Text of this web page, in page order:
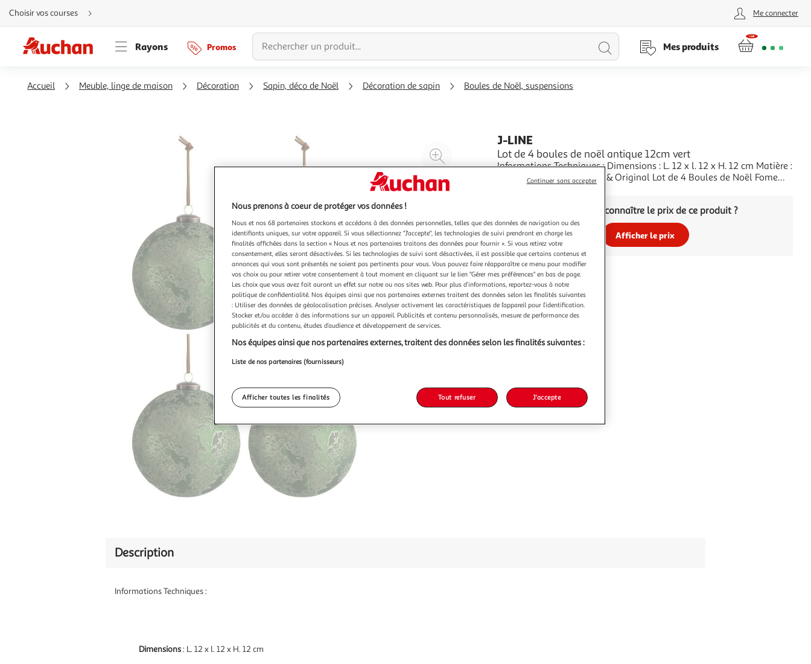
Aller
directement
au
Aller
directement
à
Aller
directement
Choisir vos courses Me connecter
Rayons Promos
Lancer
Mes produits
Accueil Meuble, linge de maison Décoration Sapin, déco de Noël Décoration de sapin Boules de Noël, suspensions
Agrandir
l'illustration
à
Réduire
à
100
%
Partager
le
produit
J-LINE
Lot de 4 boules de noël antique 12cm vert
Informations Techniques : Dimensions : L. 12 x l. 12 x H. 12 cm Matière :
Verre Spécificités : Design & Original Lot de 4 Boules de Noël Fome
Vous voulez connaître le prix de ce produit ?
Afficher le prix
Description
Informations Techniques :
Dimensions: L. 12 x l. 12 x H. 12 cm
Nous prenons à coeur de protéger vos données !
Nous et nos 68 partenaires stockons et accédons à des données personnelles, telles que des données de navigation ou des
identifiants uniques, sur votre appareil. Si vous sélectionnez "J'accepte", les technologies de suivi prendront en charge les
finalités affichées dans la section « Nous et nos partenaires traitons des données pour fournir ». Si vous retirez votre
consentement, elles seront désactivées. Si les technologies de suivi sont désactivées, il est possible que certains contenus et
annonces qui vous sont présentés ne soient pas pertinents pour vous. Vous pouvez faire réapparaître ce menu pour modifier
vos choix ou pour retirer votre consentement à tout moment en cliquant sur le lien "Gérer mes préférences" en bas de page.
Les choix que vous avez fait auront un effet sur notre ou nos sites web. Pour plus d’informations, reportez-vous à notre
politique de confidentialité. Nos équipes ainsi que nos partenaires externes traitent des données selon les finalités suivantes
: Utiliser des données de géolocalisation précises. Analyser activement les caractéristiques de l’appareil pour l’identification.
Stocker et/ou accéder à des informations sur un appareil. Publicités et contenu personnalisés, mesure de performance des
publicités et du contenu, études d’audience et développement de services.
Nos équipes ainsi que nos partenaires externes, traitent des données selon les finalités suivantes :
Liste de nos partenaires (fournisseurs)
Afficher toutes les finalités Tout refuser J'accepte
Continuer sans accepter